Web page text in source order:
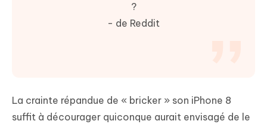
?
- de Reddit
La crainte répandue de « bricker » son iPhone 8
suffit à décourager quiconque aurait envisagé de le